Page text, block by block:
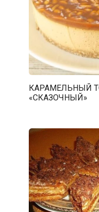
КАРАМЕЛЬНЫЙ
«СКАЗОЧНЫЙ»